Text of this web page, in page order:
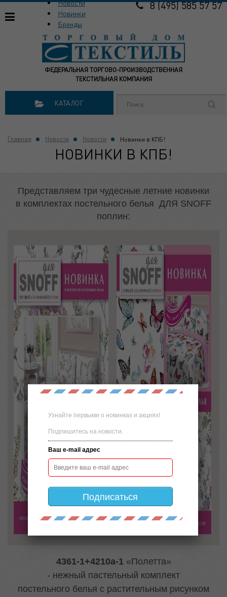
ФЕДЕРАЛЬНАЯ ТОРГОВО-ПРОИЗВОДСТВЕННАЯ
ТЕКСТИЛЬНАЯ КОМПАНИЯ
Новости
Новинки
Бренды
8 (495) 585 57 57
КАТАЛОГ
Главная Новости Новости Новинки в КПБ!
НОВИНКИ В КПБ!
Представляем три чудесные летние новинки
в комплектах постельного белья ДЛЯ SNOFF
поплин:
4361-1+4210а-1«Полетта»
- нежный пастельный комплект
постельного белья с растительным рисунком
Узнайте первыми о новинках и акциях!
Подпишитесь на новости.
Ваш e-mail адрес
Подписаться